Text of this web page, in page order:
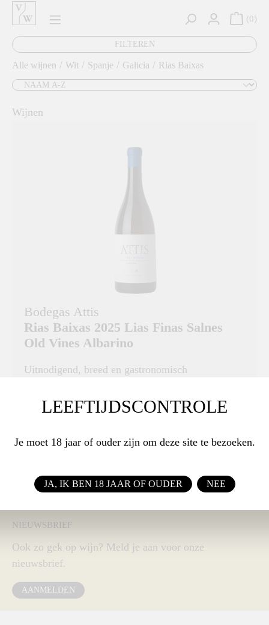
0
FILTEREN
Alle wijnen / Wit / Spanje / Galicia / Rias Baixas
Wijnen
Bodegas Attis
Rias Baixas 2025 Lias Finas Salnes
Old Vines Albarino
Uitnodigend, breed en gastronomisch
Albariño
€ 23,10
NIEUWSBRIEF
Ook zo gek op wijn? Meld je aan voor onze
nieuwsbrief.
AANMELDEN
LEEFTIJDSCONTROLE
Je moet 18 jaar of ouder zijn om deze site te bezoeken.
JA, IK BEN 18 JAAR OF OUDER NEE